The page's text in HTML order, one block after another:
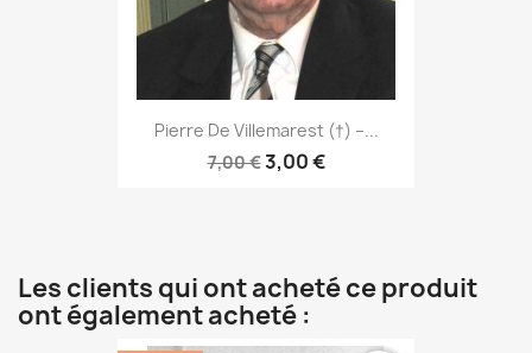
Pierre De Villemarest (†) –...
7,00 €3,00 €
Les clients qui ont acheté ce produit
ont également acheté :